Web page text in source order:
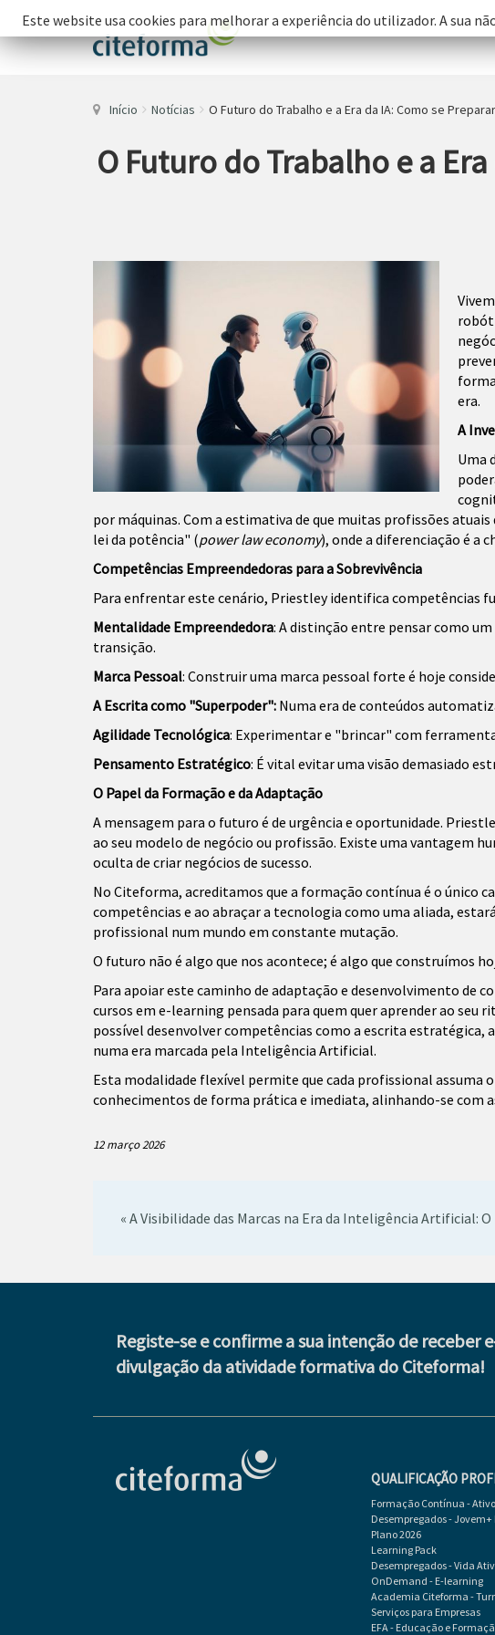
Início Notícias O Futuro do Trabalho e a Era da IA: Como se
O Futuro do Trabalho e a
era.
A
Uma
por máquinas. Com a estimativa de que muitas profissões
lei da potência" (power law economy), onde a diferenciação é a
Competências Empreendedoras para a Sobrevivência
Para enfrentar este cenário, Priestley identifica competências
Mentalidade Empreendedora: A distinção entre pensar como
transição.
Marca Pessoal: Construir uma marca pessoal forte é hoje
A Escrita como "Superpoder": Numa era de conteúdos
Agilidade Tecnológica: Experimentar e "brincar" com
Pensamento Estratégico: É vital evitar uma visão demasiado
O Papel da Formação e da Adaptação
A mensagem para o futuro é de urgência e oportunidade.
ao seu modelo de negócio ou profissão. Existe uma vantagem
oculta de criar negócios de sucesso.
No Citeforma, acreditamos que a formação contínua é o único
competências e ao abraçar a tecnologia como uma aliada,
profissional num mundo em constante mutação.
O futuro não é algo que nos acontece; é algo que construímos
Para apoiar este caminho de adaptação e desenvolvimento de
cursos em e-learning pensada para quem quer aprender ao
possível desenvolver competências como a escrita
numa era marcada pela Inteligência Artificial.
Esta modalidade flexível permite que cada profissional
conhecimentos de forma prática e imediata, alinhando-se com
12 março 2026
« A Visibilidade das Marcas na Era da Inteligência Artificial:
Registe-se e confirme a sua intenção de receber
divulgação da atividade formativa do Citeforma!
QUALIFICAÇÃO
Formação Contínua -
Desempregados -
Plano 2026
Learning Pack
Desempregados - Vida
OnDemand - E-learning
Academia Citeforma -
Serviços para Empresas
EFA - Educação e
Este website usa cookies para melhorar a experiência do utilizador. A sua